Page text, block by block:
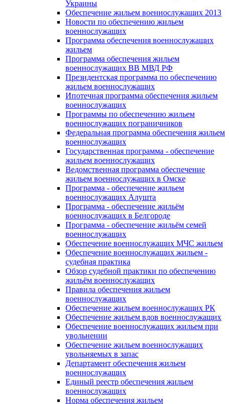
Украины
Обеспечение жильем военнослужащих 2013
Новости по обеспечению жильем
военнослужащих
Программа обеспечения военнослужащих
жильем
Программа обеспечения жильем
военнослужащих ВВ МВД РФ
Президентская программа по обеспечению
жильем военнослужащих
Ипотечная программа обеспечения жильем
военнослужащих
Программы по обеспечению жильем
военнослужащих пограничников
Федеральная программа обеспечения жильем
военнослужащих
Государственная программа - обеспечение
жильем военнослужащих
Ведомственная программа обеспечение
жильем военнослужащих в Омске
Программа - обеспечение жильем
военнослужащих Алушта
Программа - обеспечение жильём
военнослужащих в Белгороде
Программа - обеспечение жильём семей
военнослужащих
Обеспечение военнослужащих МЧС жильем
Обеспечение военнослужащих жильем -
судебная практика
Обзор судебной практики по обеспечению
жильём военнослужащих
Правила обеспечения жильем
военнослужащих
Обеспечение жильем военнослужащих РК
Обеспечение жильем вдов военнослужащих
Обеспечение военнослужащих жильем при
увольнении
Обеспечение жильем военнослужащих
увольняемых в запас
Департамент обеспечения жильем
военнослужащих
Единый реестр обеспечения жильем
военнослужащих
Норма обеспечения жильем